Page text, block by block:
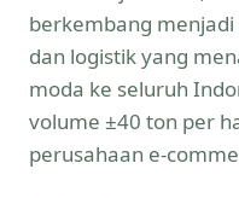
berkembang
dan logistik yang
moda ke seluruh
volume ±40 ton per
perusahaan e-